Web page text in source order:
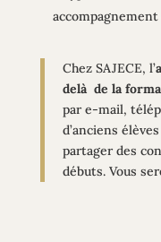
Chez SAJECE, l’
delà de la
par e-mail,
d’anciens
partager des
débuts. Vous